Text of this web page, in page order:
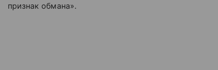
признак обмана».